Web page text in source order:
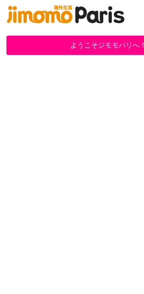
ログイン 新規登録
ようこそジモモパリへ！